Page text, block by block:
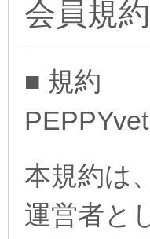
会員規約
■ 規約
本規約は
運営者と